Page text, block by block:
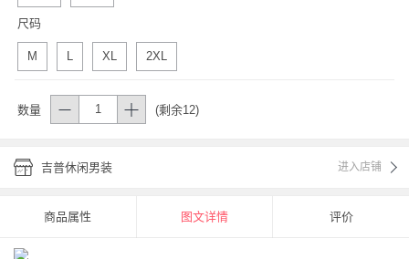
尺码
M L XL 2XL
数量 (剩余12)
吉普休闲男装 进入店铺
商品属性 图文详情 评价